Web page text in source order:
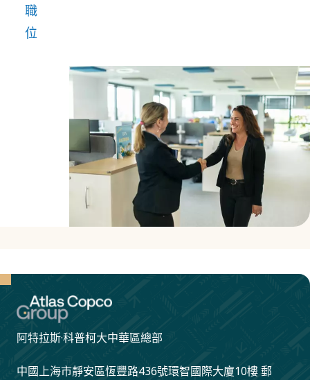
職
位
阿特拉斯·科普柯大中華區總部
中國上海市靜安區恆豐路436號環智國際大廈10樓 郵